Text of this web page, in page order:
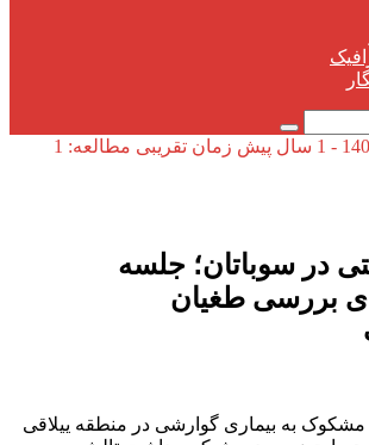
زمان تقریبی مطالعه: 1
در سوباتان؛ جلسه
بررسی طغیان
به بیماری گوارشی در منطقه ییلاقی